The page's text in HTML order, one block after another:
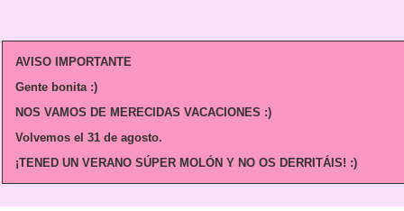
AVISO IMPORTANTE
Gente bonita :)
NOS VAMOS DE MERECIDAS VACACIONES :)
Volvemos el 31 de agosto.
¡TENED UN VERANO SÚPER MOLÓN Y NO OS DERRITÁIS! :)